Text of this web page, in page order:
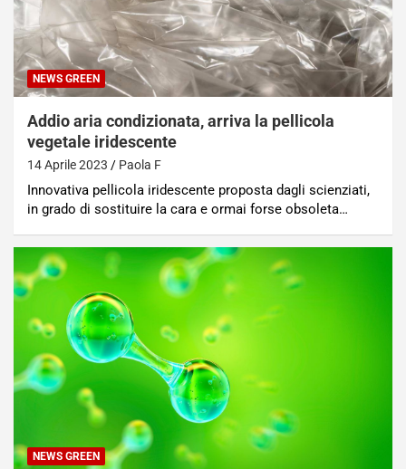
NEWS GREEN
Addio aria condizionata, arriva la pellicola
vegetale iridescente
14 Aprile 2023 Paola F
Innovativa pellicola iridescente proposta dagli scienziati,
in grado di sostituire la cara e ormai forse obsoleta…
NEWS GREEN